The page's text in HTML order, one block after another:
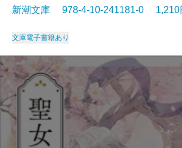
新潮文庫 978-4-10-241181-0
文庫電子書籍あり